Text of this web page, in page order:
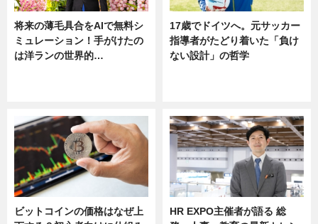
将来の薄毛具合をAIで無料シ
ミュレーション！手がけたの
は洋ランの世界的…
17歳でドイツへ。元サッカー
指導者がたどり着いた「負け
ない設計」の哲学
ビットコインの価格はなぜ上
HR EXPO主催者が語る 総